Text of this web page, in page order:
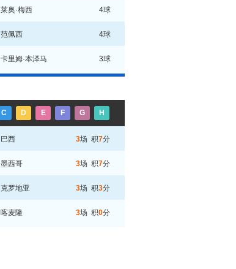
莱奥·梅西 4球
范佩西 4球
卡里姆·本泽马 3球
C D E F G H
巴西 3场 积7分
墨西哥 3场 积7分
克罗地亚 3场 积3分
喀麦隆 3场 积0分